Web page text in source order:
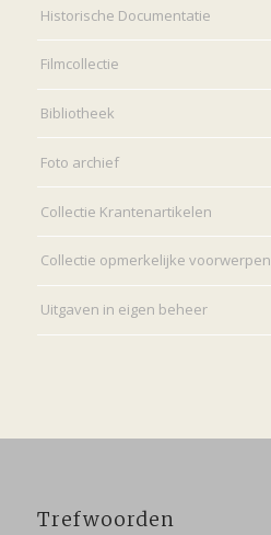
Historische Documentatie
Filmcollectie
Bibliotheek
Foto archief
Collectie Krantenartikelen
Collectie opmerkelijke voorwerpen
Uitgaven in eigen beheer
Trefwoorden